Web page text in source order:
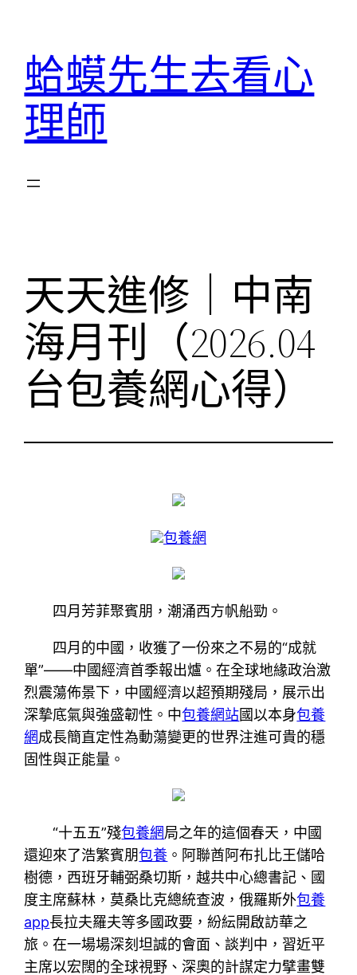
蛤蟆先生去看心
理師
天天進修｜中南
海月刊（2026.04
台包養網心得）
包養網
四月芳菲聚賓朋，潮涌西方帆船勁。
四月的中國，收獲了一份來之不易的“成就
單”——中國經濟首季報出爐。在全球地緣政治激
烈震蕩佈景下，中國經濟以超預期殘局，展示出
深摯底氣與強盛韌性。中包養網站國以本身包養
網成長簡直定性為動蕩變更的世界注進可貴的穩
固性與正能量。
“十五五”殘包養網局之年的這個春天，中國
還迎來了浩繁賓朋包養 。阿聯酋阿布扎比王儲哈
樹德，西班牙輔弼桑切斯，越共中心總書記、國
度主席蘇林，莫桑比克總統查波，俄羅斯外包養
app長拉夫羅夫等多國政要，紛紜開啟訪華之
旅。在一場場深刻坦誠的會面、談判中，習近平
主席以宏闊的全球視野、深奧的計謀定力擘畫雙